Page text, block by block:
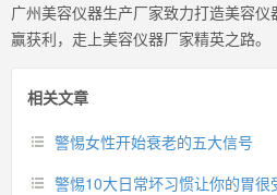
广州美容仪器生产厂家致力打造美容
赢获利，走上美容仪器厂家精英之路。
相关文章
警惕女性开始衰老的五大信号
警惕10大日常坏习惯让你的胃很